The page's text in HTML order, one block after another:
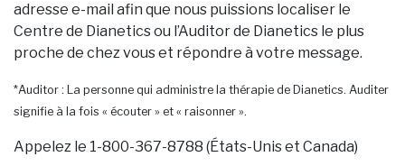
adresse e-mail afin que nous puissions localiser le
Centre de Dianetics ou l’Auditor de Dianetics le plus
proche de chez vous et répondre à votre message.
*Auditor : La personne qui administre la thérapie de Dianetics. Auditer
signifie à la fois « écouter » et « raisonner ».
Appelez le 1-800-367-8788 (États-Unis et Canada)